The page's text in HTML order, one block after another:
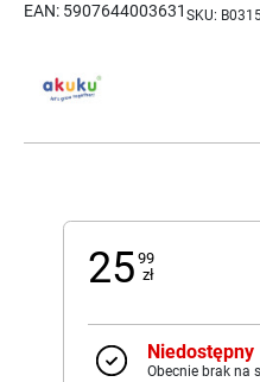
EAN: 5907644003631 SKU:
25 99
zł
Niedostępny
Obecnie brak na